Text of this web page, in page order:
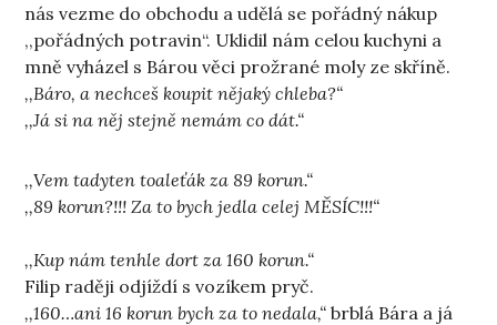
nás vezme do obchodu a udělá se pořádný nákup
,,pořádných potravin“. Uklidil nám celou kuchyni a
mně vyházel s Bárou věci prožrané moly ze skříně.
,,Báro, a nechceš koupit nějaký chleba?“
,,Já si na něj stejně nemám co dát.“
,,Vem tadyten toaleťák za 89 korun.“
,,89 korun?!!! Za to bych jedla celej MĚSÍC!!!“
,,Kup nám tenhle dort za 160 korun.“
Filip raději odjíždí s vozíkem pryč.
,,160…ani 16 korun bych za to nedala,“ brblá Bára a já